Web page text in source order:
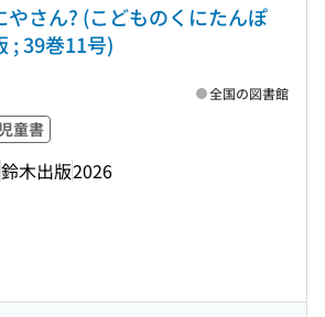
やさん? (こどものくにたんぽ
; 39巻11号)
児童書
鈴木出版2026
全国の図書館